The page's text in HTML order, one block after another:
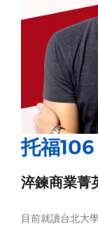
托福
淬鍊商業菁
目前就讀台北大
考取
涯規劃有了不同